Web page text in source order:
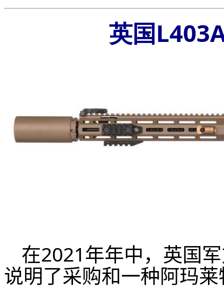
英国
在2021年年中，英国
说明了采购和一种阿玛